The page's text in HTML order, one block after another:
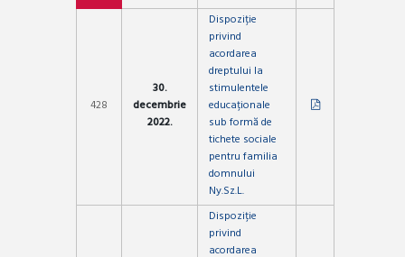
428
30.
decembrie
2022.
Dispoziție
privind
acordarea
dreptului la
stimulentele
educaționale
sub formă de
tichete sociale
pentru familia
domnului
Ny.Sz.L.
Dispoziție
privind
acordarea